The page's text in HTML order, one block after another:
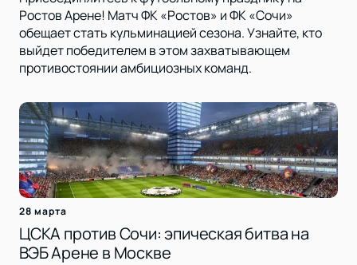
Ростов Арене! Матч ФК «Ростов» и ФК «Сочи»
обещает стать кульминацией сезона. Узнайте, кто
выйдет победителем в этом захватывающем
противостоянии амбициозных команд.
28 марта
ЦСКА против Сочи: эпическая битва на
ВЭБ Арене в Москве